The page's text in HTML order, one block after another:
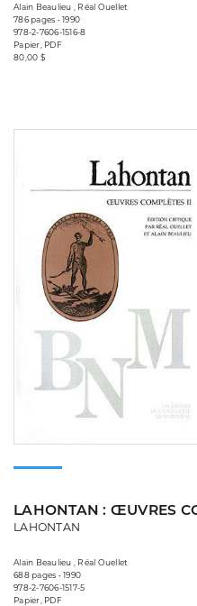
Alain Beaulieu , Réal Ouellet
786 pages • 1990
978-2-7606-1516-8
Papier, PDF
80,00 $
LAHONTAN : ŒUVRES
LAHONTAN
Alain Beaulieu , Réal Ouellet
688 pages • 1990
978-2-7606-1517-5
Papier, PDF